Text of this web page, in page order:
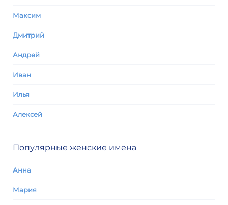
Максим
Дмитрий
Андрей
Иван
Илья
Алексей
Популярные женские имена
Анна
Мария